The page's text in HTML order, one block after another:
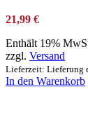
21,99 €
Enthält 19%
zzgl. Versand
Lieferzeit: Lieferung
In den Warenkorb